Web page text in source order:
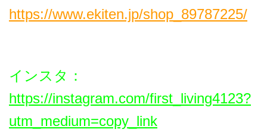
https://www.ekiten.jp/shop_89787225/
インスタ ：
https://instagram.com/first_living4123?
utm_medium=copy_link